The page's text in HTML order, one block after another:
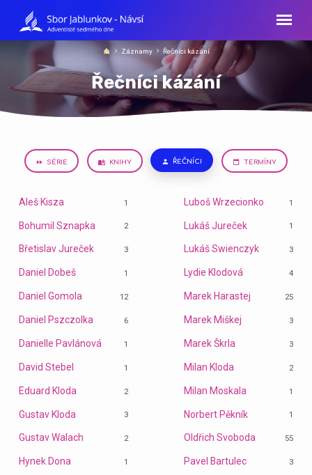
Řečníci kázání
Záznamy Řečníci kázání
Řečníci
SÉRIE KNIHY ŘEČNÍCI TERMÍNY
Aleš Kisza 1
Bohumil Sznapka 2
Břetislav Jureček 3
Daniel Dobeš 1
Daniel Gomola 12
Daniel Pszczolka 6
Danielle Pavlánová 1
David Stebel 1
Eduard Kloda 2
Gustav Kloda 3
Gustav Walach 2
Hynek Dona 1
Luboš Wrzecionko 1
Lukáš Jureček 1
Lukáš Swienczyk 3
Lydie Klodová 4
Marek Harastej 25
Marek Miškej 3
Marek Škrla 3
Milan Kloda 2
Milan Moskala 1
Norbert Pěkník 1
Oldřich Svoboda 55
Pavel Bartulec 3